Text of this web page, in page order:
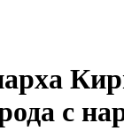
с